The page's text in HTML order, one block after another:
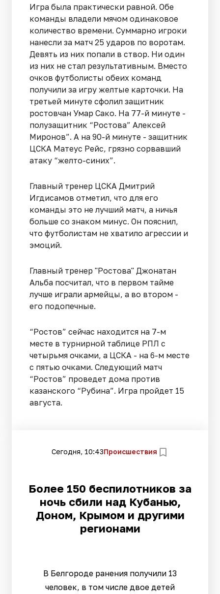
Игра была практически равной. Обе
команды владели мячом одинаковое
количество времени. Суммарно игроки
нанесли за матч 25 ударов по воротам.
Девять из них попали в створ. Ни один
из них не стал результативным. Вместо
очков футболисты обеих команд
получили за игру желтые карточки. На
третьей минуте сфолил защитник
ростовчан Умар Сако. На 77-й минуте -
полузащитник “Ростова” Алексей
Миронов”. А на 90-й минуте - защитник
ЦСКА Матеус Рейс, грязно сорвавший
атаку “желто-синих”.
Главный тренер ЦСКА Дмитрий
Игдисамов отметил, что для его
команды это не лучший матч, а ничья
больше со знаком минус. Он пояснил,
что футболистам не хватило агрессии и
эмоций.
Главный тренер "Ростова" Джонатан
Альба посчитал, что в первом тайме
лучше играли армейцы, а во втором -
его подопечные.
“Ростов” сейчас находится на 7-м
месте в турнирной таблице РПЛ с
четырьмя очками, а ЦСКА - на 6-м месте
с пятью очками. Следующий матч
“Ростов” проведет дома против
казанского “Рубина”. Игра пройдет 15
августа.
Сегодня, 10:43Происшествия
Более 150 беспилотников за
ночь сбили над Кубанью,
Доном, Крымом и другими
регионами
В Белгороде ранения получили 13
человек, в том числе двое детей